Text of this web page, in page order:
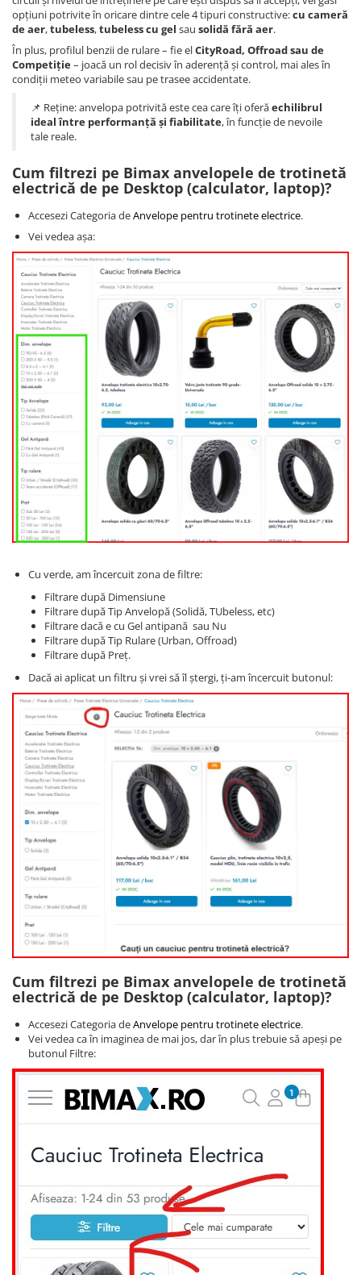
opțiuni potrivite în oricare dintre cele 4 tipuri constructive:cu cameră
de aer,tubeless,tubeless cu gel sau solidă fără aer.
În plus, profilul benzii de rulare – fie elCityRoad, Offroad sau de
Competiție– joacă un rol decisiv în aderență și control, mai ales în
condiții meteo variabile sau pe trasee accidentate.
📌 Reține: anvelopa potrivită este cea care îți oferăechilibrul
ideal între performanță și fiabilitate, în funcție de nevoile
tale reale.
Cum filtrezi pe Bimax anvelopele de trotinetă
electrică de pe Desktop (calculator, laptop)?
Accesezi Categoria deAnvelope pentru trotinete electrice.
Vei vedea așa:
Cu verde, am încercuit zona de filtre:
Filtrare după Dimensiune
Filtrare după Tip Anvelopă (Solidă, TUbeless, etc)
Filtrare dacă e cu Gel antipană sau Nu
Filtrare după Tip Rulare (Urban, Offroad)
Filtrare după Preț.
Dacă ai aplicat un filtru și vrei să îl ștergi, ți-am încercuit butonul:
Cum filtrezi pe Bimax anvelopele de trotinetă
electrică de pe Desktop (calculator, laptop)?
Accesezi Categoria deAnvelope pentru trotinete electrice.
Vei vedea ca în imaginea de mai jos, dar în plus trebuie să apeși pe
butonul Filtre: